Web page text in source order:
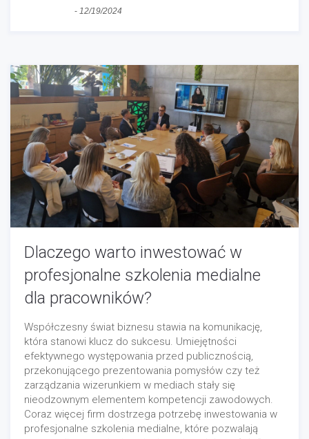
- 12/19/2024
Dlaczego warto inwestować w
profesjonalne szkolenia medialne
dla pracowników?
Współczesny świat biznesu stawia na komunikację,
która stanowi klucz do sukcesu. Umiejętności
efektywnego występowania przed publicznością,
przekonującego prezentowania pomysłów czy też
zarządzania wizerunkiem w mediach stały się
nieodzownym elementem kompetencji zawodowych.
Coraz więcej firm dostrzega potrzebę inwestowania w
profesjonalne szkolenia medialne, które pozwalają